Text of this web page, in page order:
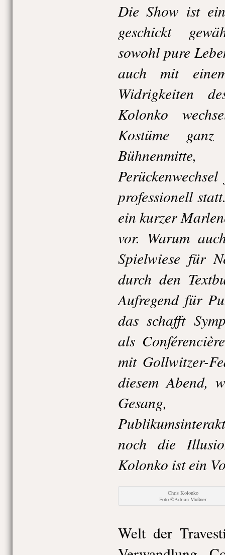
Die Show ist
geschickt
sowohl pure
auch mit
Widrigkeiten
Kolonko
Kostüme
professionell
ein kurzer
vor. Warum
Spielwiese für
durch den
Aufregend für
das schafft
als
mit Gollwitzer-
diesem Abend,
Gesang,
noch die
Kolonko ist ein
Chris Kolonko
Foto ©Adrian Mußner
Welt der